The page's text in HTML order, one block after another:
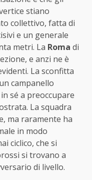
stiano
collettivo, fatta di
e un generale
metri. La Roma di
e anzi ne è
La sconfitta
campanello
sé a preoccupare
La squadra
ma raramente ha
in modo
ciclico, che si
si trovano a
di livello.